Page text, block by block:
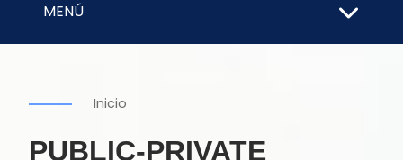
MENÚ
Inicio
PUBLIC-PRIVATE